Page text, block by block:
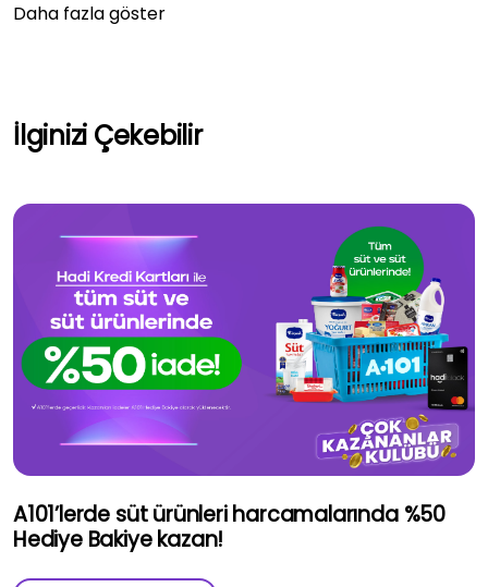
Daha fazla göster
İlginizi Çekebilir
A101’lerde süt ürünleri harcamalarında %50
Hediye Bakiye kazan!